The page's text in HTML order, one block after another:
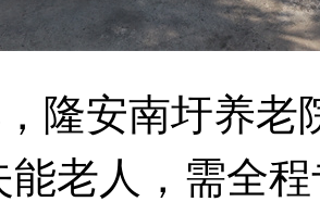
隆安南圩养老
能老人，需全